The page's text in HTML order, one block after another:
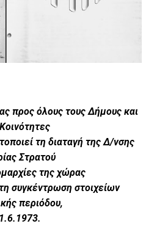
προς όλους τους Δήμους και
τη διαταγή της Δ/νσης
Στρατού
της χώρας
συγκέντρωση στοιχείων
περιόδου,